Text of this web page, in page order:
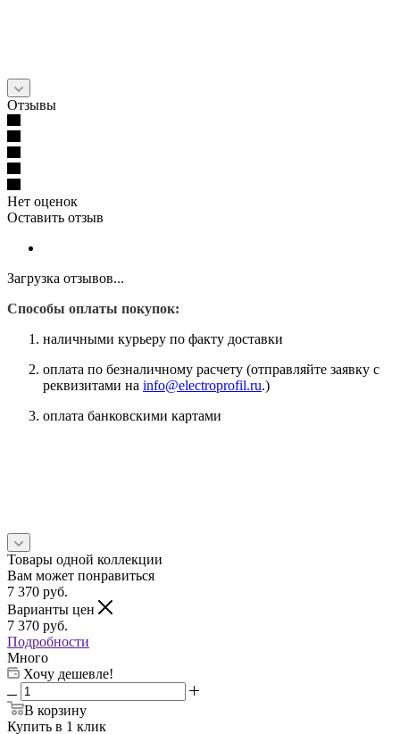
Отзывы
Нет оценок
Оставить отзыв
Загрузка отзывов...
Способы оплаты покупок:
наличными курьеру по факту доставки
оплата по безналичному расчету (отправляйте заявку с
реквизитами на info@electroprofil.ru.)
оплата банковскими картами
Товары одной коллекции
Вам может понравиться
7 370 руб.
Варианты цен
7 370 руб.
Подробности
Много
Хочу дешевле!
В корзину
Купить в 1 клик